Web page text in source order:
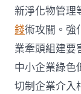
新淨化物管理
錢術攻關。強
業牽頭組建要
中小企業綠色
切制企業介入